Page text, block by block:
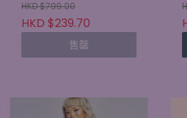
HKD $799.00
HKD $239.70
售罄